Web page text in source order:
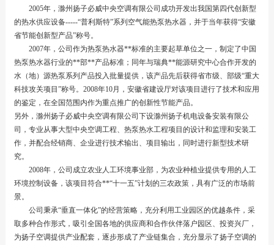
2005年，滁州扬子必威中央空调有限公司成功开发出我国第四代创新型
的热水供应设备-----“普利斯特”系列空气能热泵热水器，并于当年获得“安徽
省节能创新型产品”称号。
2007年，公司作为热泵热水器**标准的主要起草单位之一，制定了中国
热泵热水器行业的**部**产品标准；同年与瑞典**能源研究中心合作开发的
水（地）源热泵系列产品投入批量提供，该产品先后获得省市级、部级“重大
科技攻关项目”称号。2008年10月，安徽省建设厅对该项目进行了技术和应用
的鉴定，在全国范围内作为重点推广的创新性节能产品。
另外，滁州扬子必威中央空调有限公司下设滁州扬子机电设备安装有限公
司，专业从事大型中央空调工程、热泵热水工程项目的设计和监理和安装工
作，并配合经销商、企业进行技术输出、项目输出，同时进行新型技术研
究。
2008年，公司成立农业人工环境事业部，为农业种植业提供专用的人工
环境控制设备，该项目符合**“十一五”计划的三农政策，具有广泛的市场前
景。
公司秉承“垂直一体化”的经营策略，充分利用工业园区的优越条件，采
取多种合作形式，吸引全国各地的供应商和合作伙伴落户园区、投资兴厂，
为扬子空调提供产业配套，逐步形成了产业链集合，充分显示了扬子空调的